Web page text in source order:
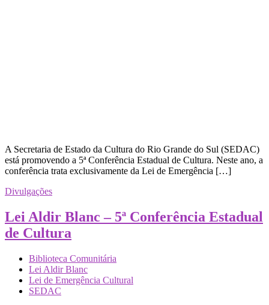
A Secretaria de Estado da Cultura do Rio Grande do Sul (SEDAC)
está promovendo a 5ª Conferência Estadual de Cultura. Neste ano, a
conferência trata exclusivamente da Lei de Emergência […]
Divulgações
Lei Aldir Blanc – 5ª Conferência Estadual
de Cultura
Biblioteca Comunitária
Lei Aldir Blanc
Lei de Emergência Cultural
SEDAC